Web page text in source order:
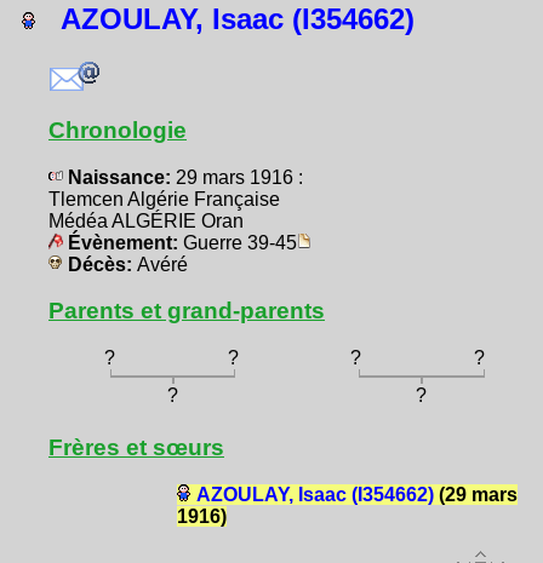
AZOULAY, Isaac (I354662)
Chronologie
Naissance: 29 mars 1916 :
Tlemcen Algérie Française
Médéa ALGÉRIE Oran
Évènement: Guerre 39-45
Décès: Avéré
Parents et grand-parents
? ? ?
?
?
?
Frères et sœurs
AZOULAY, Isaac (I354662)(29 mars
1916)